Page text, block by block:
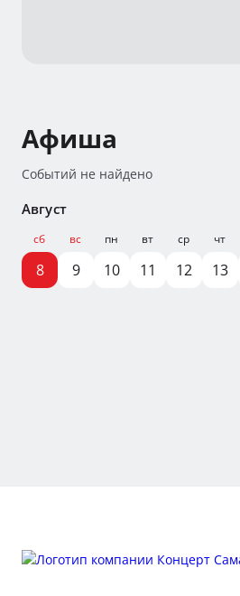
Афиша
Событий не найдено
Август
сб
8
вс
9
пн
10
вт
11
ср
12
чт
13